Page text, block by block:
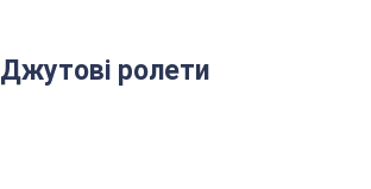
Джутові ролети